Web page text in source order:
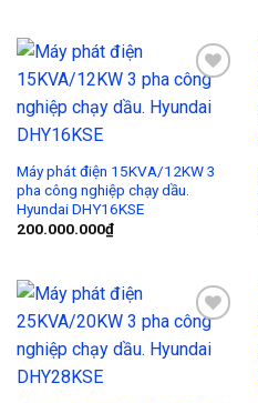
Add to
Wishlist
Máy phát điện 15KVA/12KW 3
pha công nghiệp chạy dầu.
Hyundai DHY16KSE
200.000.000₫
Add to
Wishlist